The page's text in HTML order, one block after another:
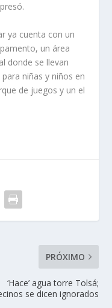
ya cuenta con un
un área
donde se llevan
niñas y niños en
de juegos y un el
PRÓXIMO
‘Hace’ agua torre Tolsá;
se dicen ignorados